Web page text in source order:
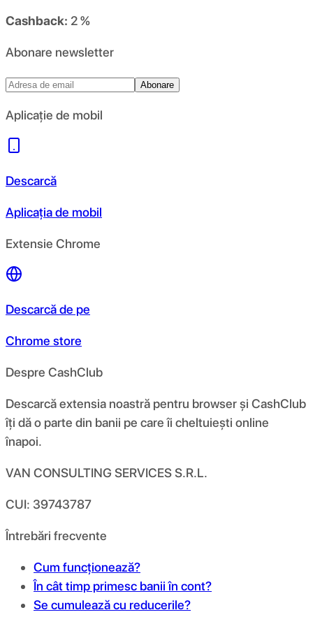
Cashback: 2 %
Abonare newsletter
Abonare
Aplicație de mobil
Descarcă
Aplicația de mobil
Extensie Chrome
Descarcă de pe
Chrome store
Despre CashClub
Descarcă extensia noastră pentru browser și CashClub
îți dă o parte din banii pe care îi cheltuiești online
înapoi.
VAN CONSULTING SERVICES S.R.L.
CUI: 39743787
Întrebări frecvente
Cum funcționează?
În cât timp primesc banii în cont?
Se cumulează cu reducerile?